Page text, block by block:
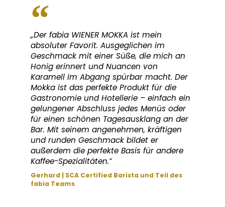
„Der fabia WIENER MOKKA ist mein
absoluter Favorit. Ausgeglichen im
Geschmack mit einer Süße, die mich an
Honig erinnert und Nuancen von
Karamell im Abgang spürbar macht. Der
Mokka ist das perfekte Produkt für die
Gastronomie und Hotellerie – einfach ein
gelungener Abschluss jedes Menüs oder
für einen schönen Tagesausklang an der
Bar. Mit seinem angenehmen, kräftigen
und runden Geschmack bildet er
außerdem die perfekte Basis für andere
Kaffee-Spezialitäten.“
Gerhard | SCA Certified Barista und Teil des
fabia Teams